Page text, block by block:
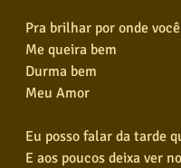
Pra brilhar por onde
Me queira bem
Durma bem
Meu Amor
Eu posso falar da tarde
E aos poucos deixa ver